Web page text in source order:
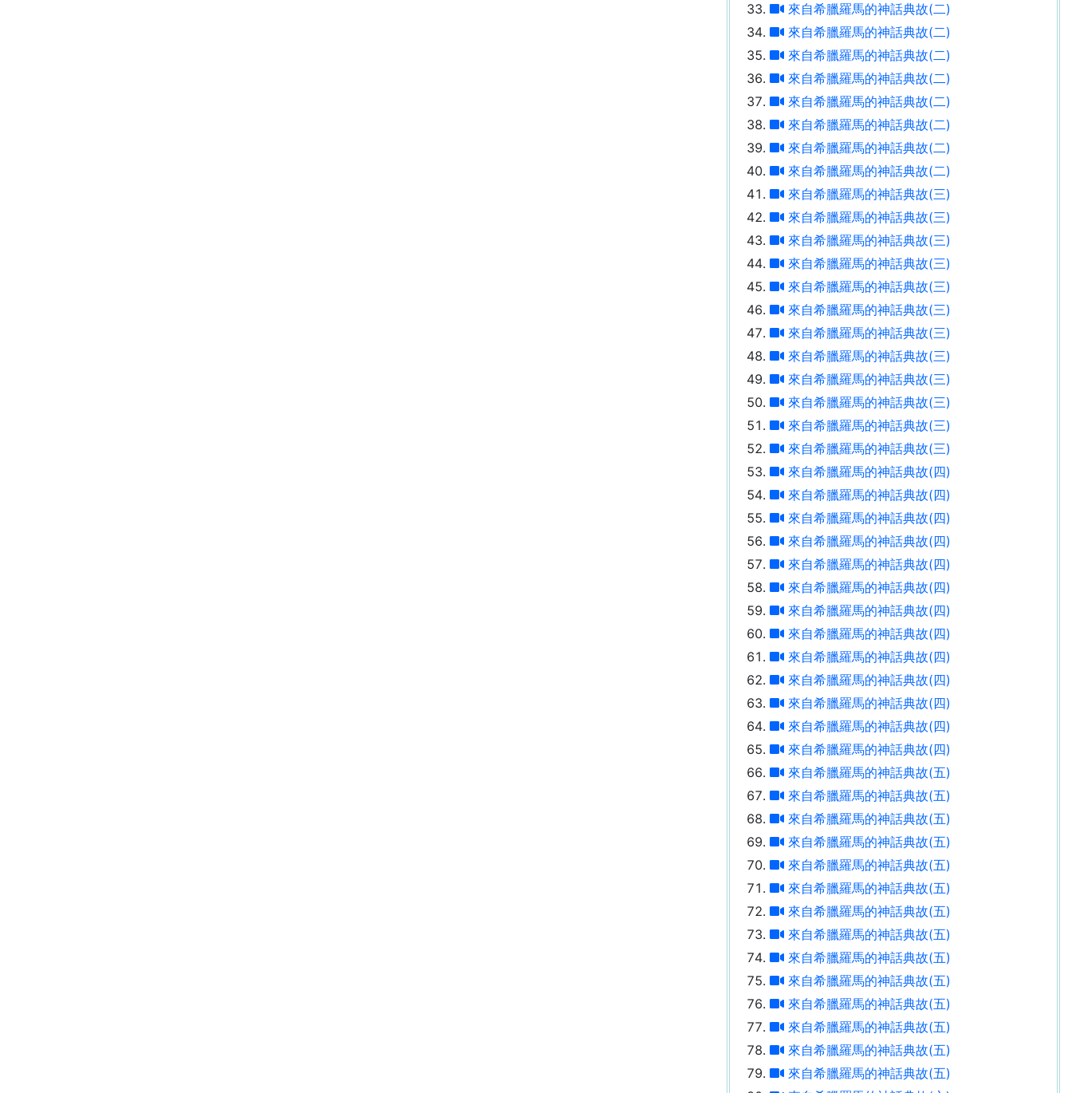
來自希臘羅馬的神話典故(二)
來自希臘羅馬的神話典故(二)
來自希臘羅馬的神話典故(二)
來自希臘羅馬的神話典故(二)
來自希臘羅馬的神話典故(二)
來自希臘羅馬的神話典故(二)
來自希臘羅馬的神話典故(二)
來自希臘羅馬的神話典故(二)
來自希臘羅馬的神話典故(三)
來自希臘羅馬的神話典故(三)
來自希臘羅馬的神話典故(三)
來自希臘羅馬的神話典故(三)
來自希臘羅馬的神話典故(三)
來自希臘羅馬的神話典故(三)
來自希臘羅馬的神話典故(三)
來自希臘羅馬的神話典故(三)
來自希臘羅馬的神話典故(三)
來自希臘羅馬的神話典故(三)
來自希臘羅馬的神話典故(三)
來自希臘羅馬的神話典故(三)
來自希臘羅馬的神話典故(四)
來自希臘羅馬的神話典故(四)
來自希臘羅馬的神話典故(四)
來自希臘羅馬的神話典故(四)
來自希臘羅馬的神話典故(四)
來自希臘羅馬的神話典故(四)
來自希臘羅馬的神話典故(四)
來自希臘羅馬的神話典故(四)
來自希臘羅馬的神話典故(四)
來自希臘羅馬的神話典故(四)
來自希臘羅馬的神話典故(四)
來自希臘羅馬的神話典故(四)
來自希臘羅馬的神話典故(四)
來自希臘羅馬的神話典故(五)
來自希臘羅馬的神話典故(五)
來自希臘羅馬的神話典故(五)
來自希臘羅馬的神話典故(五)
來自希臘羅馬的神話典故(五)
來自希臘羅馬的神話典故(五)
來自希臘羅馬的神話典故(五)
來自希臘羅馬的神話典故(五)
來自希臘羅馬的神話典故(五)
來自希臘羅馬的神話典故(五)
來自希臘羅馬的神話典故(五)
來自希臘羅馬的神話典故(五)
來自希臘羅馬的神話典故(五)
來自希臘羅馬的神話典故(五)